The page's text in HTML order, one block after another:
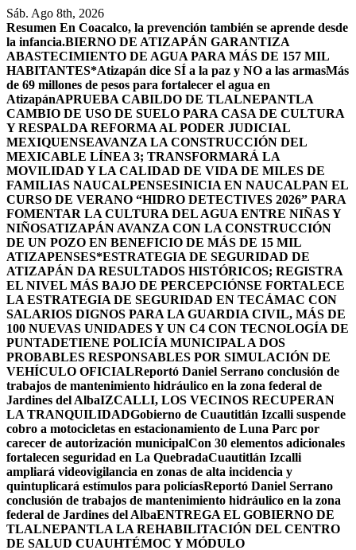
Saltar
al
contenido
Sáb. Ago 8th, 2026
Resumen En Coacalco, la prevención también se aprende desde
la infancia.BIERNO DE ATIZAPÁN GARANTIZA
ABASTECIMIENTO DE AGUA PARA MÁS DE 157 MIL
HABITANTES*Atizapán dice SÍ a la paz y NO a las armasMás
de 69 millones de pesos para fortalecer el agua en
AtizapánAPRUEBA CABILDO DE TLALNEPANTLA
CAMBIO DE USO DE SUELO PARA CASA DE CULTURA
Y RESPALDA REFORMA AL PODER JUDICIAL
MEXIQUENSEAVANZA LA CONSTRUCCIÓN DEL
MEXICABLE LÍNEA 3; TRANSFORMARÁ LA
MOVILIDAD Y LA CALIDAD DE VIDA DE MILES DE
FAMILIAS NAUCALPENSESINICIA EN NAUCALPAN EL
CURSO DE VERANO “HIDRO DETECTIVES 2026” PARA
FOMENTAR LA CULTURA DEL AGUA ENTRE NIÑAS Y
NIÑOSATIZAPÁN AVANZA CON LA CONSTRUCCIÓN
DE UN POZO EN BENEFICIO DE MÁS DE 15 MIL
ATIZAPENSES*ESTRATEGIA DE SEGURIDAD DE
ATIZAPÁN DA RESULTADOS HISTÓRICOS; REGISTRA
EL NIVEL MÁS BAJO DE PERCEPCIÓNSE FORTALECE
LA ESTRATEGIA DE SEGURIDAD EN TECÁMAC CON
SALARIOS DIGNOS PARA LA GUARDIA CIVIL, MÁS DE
100 NUEVAS UNIDADES Y UN C4 CON TECNOLOGÍA DE
PUNTADETIENE POLICÍA MUNICIPAL A DOS
PROBABLES RESPONSABLES POR SIMULACIÓN DE
VEHÍCULO OFICIALReportó Daniel Serrano conclusión de
trabajos de mantenimiento hidráulico en la zona federal de
Jardines del AlbaIZCALLI, LOS VECINOS RECUPERAN
LA TRANQUILIDADGobierno de Cuautitlán Izcalli suspende
cobro a motocicletas en estacionamiento de Luna Parc por
carecer de autorización municipalCon 30 elementos adicionales
fortalecen seguridad en La QuebradaCuautitlán Izcalli
ampliará videovigilancia en zonas de alta incidencia y
quintuplicará estímulos para policíasReportó Daniel Serrano
conclusión de trabajos de mantenimiento hidráulico en la zona
federal de Jardines del AlbaENTREGA EL GOBIERNO DE
TLALNEPANTLA LA REHABILITACIÓN DEL CENTRO
DE SALUD CUAUHTÉMOC Y MÓDULO